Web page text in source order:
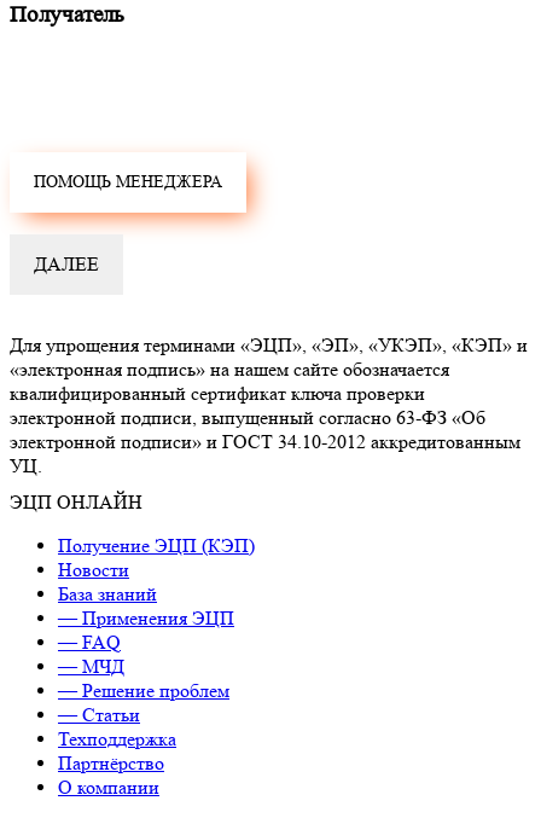
Получатель
Для упрощения терминами «ЭЦП», «ЭП», «УКЭП», «КЭП» и
«электронная подпись» на нашем сайте обозначается
квалифицированный сертификат ключа проверки
электронной подписи, выпущенный согласно 63-ФЗ «Об
электронной подписи» и ГОСТ 34.10-2012 аккредитованным
УЦ.
ЭЦП ОНЛАЙН
Получение ЭЦП (КЭП)
Новости
База знаний
— Применения ЭЦП
— FAQ
— МЧД
— Решение проблем
— Статьи
Техподдержка
Партнёрство
О компании